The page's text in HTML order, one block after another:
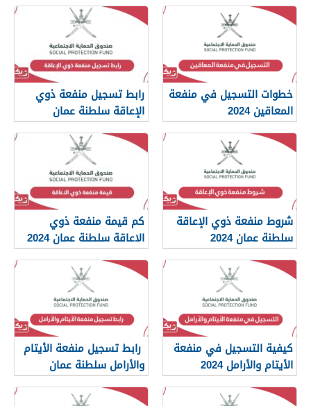
خطوات التسجيل في منفعة
المعاقين 2024
رابط تسجيل منفعة ذوي
الإعاقة سلطنة عمان
spf.gov.om
شروط منفعة ذوي الإعاقة
سلطنة عمان 2024
كم قيمة منفعة ذوي
الاعاقة سلطنة عمان 2024
كيفية التسجيل في منفعة
الأيتام والأرامل 2024
رابط تسجيل منفعة الأيتام
والأرامل سلطنة عمان
spf.gov.om